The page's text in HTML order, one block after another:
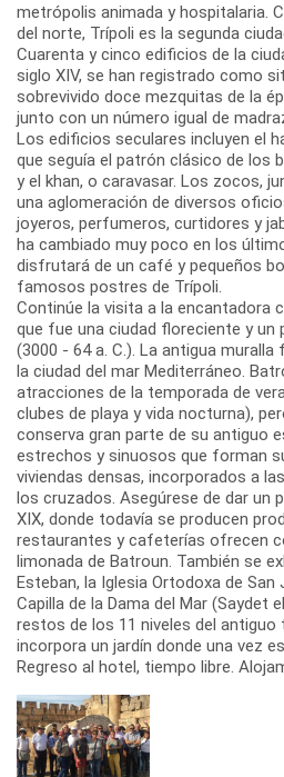
metrópolis animada y hospitalaria.
del norte, Trípoli es la segunda
Cuarenta y cinco edificios de la
siglo XIV, se han registrado como
sobrevivido doce mezquitas de la
junto con un número igual de
Los edificios seculares incluyen el
que seguía el patrón clásico de los
y el khan, o caravasar. Los zocos,
una aglomeración de diversos
joyeros, perfumeros, curtidores y
ha cambiado muy poco en los
disfrutará de un café y pequeños
famosos postres de Trípoli.
Continúe la visita a la encantadora
que fue una ciudad floreciente y un
(3000 - 64 a. C.). La antigua
la ciudad del mar Mediterráneo.
atracciones de la temporada de
clubes de playa y vida nocturna),
conserva gran parte de su antiguo
estrechos y sinuosos que forman
viviendas densas, incorporados a
los cruzados. Asegúrese de dar un
XIX, donde todavía se producen
restaurantes y cafeterías ofrecen
limonada de Batroun. También se
Esteban, la Iglesia Ortodoxa de San
Capilla de la Dama del Mar (Saydet
restos de los 11 niveles del antiguo
incorpora un jardín donde una vez
Regreso al hotel, tiempo libre.